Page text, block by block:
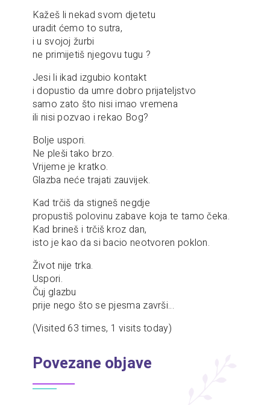
Kažeš li nekad svom djetetu
uradit ćemo to sutra,
i u svojoj žurbi
ne primijetiš njegovu tugu ?
Jesi li ikad izgubio kontakt
i dopustio da umre dobro prijateljstvo
samo zato što nisi imao vremena
ili nisi pozvao i rekao Bog?
Bolje uspori.
Ne pleši tako brzo.
Vrijeme je kratko.
Glazba neće trajati zauvijek.
Kad trčiš da stigneš negdje
propustiš polovinu zabave koja te tamo čeka.
Kad brineš i trčiš kroz dan,
isto je kao da si bacio neotvoren poklon.
Život nije trka.
Uspori.
Čuj glazbu
prije nego što se pjesma završi…
(Visited 63 times, 1 visits today)
Povezane objave